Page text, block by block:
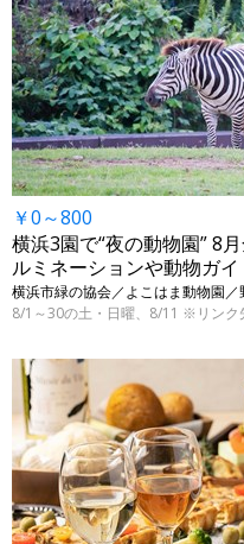
￥0～800
横浜3園で“夜の動物園” 8
ルミネーションや動物ガ
8/1～30の土・日曜、8/11 ※リンク